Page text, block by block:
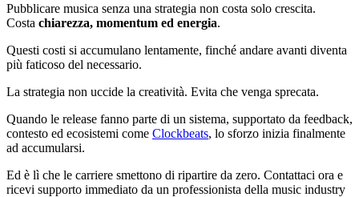
Pubblicare musica senza una strategia non costa solo crescita.
Costa chiarezza, momentum ed energia.
Questi costi si accumulano lentamente, finché andare avanti diventa
più faticoso del necessario.
La strategia non uccide la creatività. Evita che venga sprecata.
Quando le release fanno parte di un sistema, supportato da feedback,
contesto ed ecosistemi come Clockbeats, lo sforzo inizia finalmente
ad accumularsi.
Ed è lì che le carriere smettono di ripartire da zero. Contattaci ora e
ricevi supporto immediato da un professionista della music industry